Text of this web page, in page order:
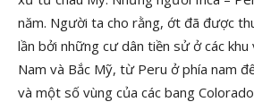
năm. Người ta cho rằng, ớt đã được
lần bởi những cư dân tiền sử ở các khu
Nam và Bắc Mỹ, từ Peru ở phía nam
và một số vùng của các bang